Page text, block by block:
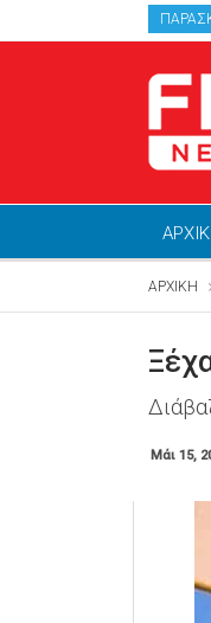
ΑΡΧΙΚΗ
Μάι 15,